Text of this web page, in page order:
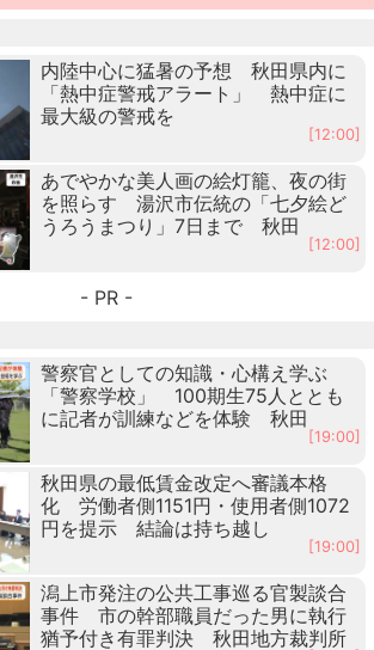
内陸中心に猛暑の予想 秋田県内に
「熱中症警戒アラート」 熱中症に
最大級の警戒を
[12:00]
あでやかな美人画の絵灯籠、夜の街
を照らす 湯沢市伝統の「七夕絵ど
うろうまつり」7日まで 秋田
[12:00]
- PR -
警察官としての知識・心構え学ぶ
「警察学校」 100期生75人ととも
に記者が訓練などを体験 秋田
[19:00]
秋田県の最低賃金改定へ審議本格
化 労働者側1151円・使用者側1072
円を提示 結論は持ち越し
[19:00]
潟上市発注の公共工事巡る官製談合
事件 市の幹部職員だった男に執行
猶予付き有罪判決 秋田地方裁判所